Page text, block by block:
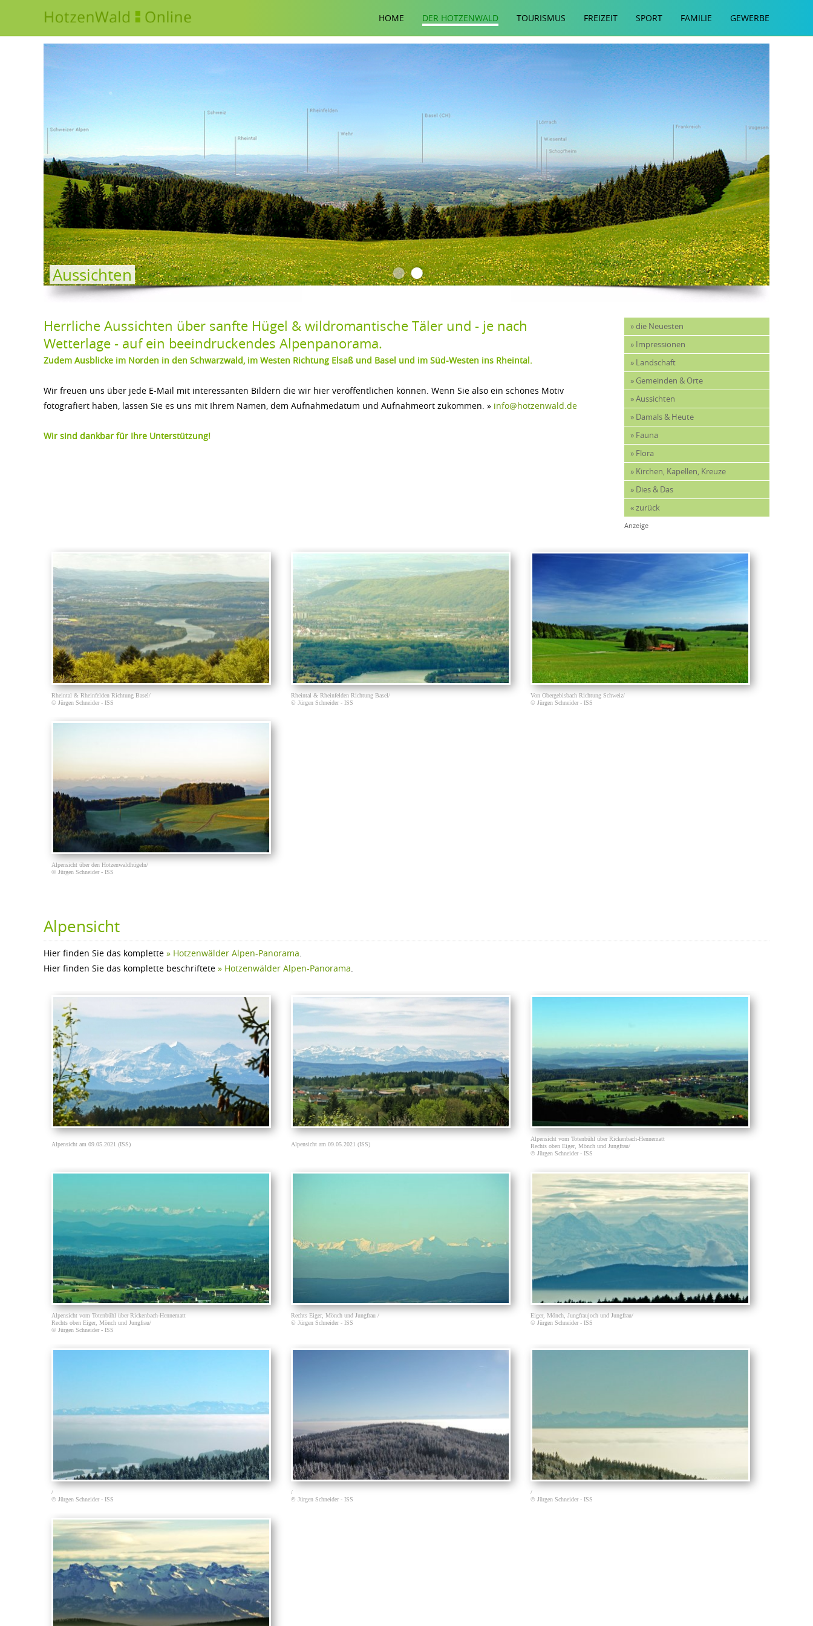
HOME DER HOTZENWALD TOURISMUS FREIZEIT SPORT FAMILIE GEWERBE
••
Aussichten
Herrliche Aussichten über sanfte Hügel & wildromantische Täler und - je nach
Wetterlage - auf ein beeindruckendes Alpenpanorama.
Zudem Ausblicke im Norden in den Schwarzwald, im Westen Richtung Elsaß und Basel und im Süd-Westen ins Rheintal.
Wir freuen uns über jede E-Mail mit interessanten Bildern die wir hier veröffentlichen können. Wenn Sie also ein schönes Motiv
fotografiert haben, lassen Sie es uns mit Ihrem Namen, dem Aufnahmedatum und Aufnahmeort zukommen. » info@hotzenwald.de
Wir sind dankbar für Ihre Unterstützung!
» die Neuesten
» Impressionen
» Landschaft
» Gemeinden & Orte
» Aussichten
» Damals & Heute
» Fauna
» Flora
» Kirchen, Kapellen, Kreuze
» Dies & Das
« zurück
Anzeige
Rheintal & Rheinfelden Richtung Basel/
© Jürgen Schneider - ISS
Rheintal & Rheinfelden Richtung Basel/
© Jürgen Schneider - ISS
Von Obergebisbach Richtung Schweiz/
© Jürgen Schneider - ISS
Alpensicht über den Hotzenwaldhügeln/
© Jürgen Schneider - ISS
Alpensicht
Hier finden Sie das komplette » Hotzenwälder Alpen-Panorama.
Hier finden Sie das komplette beschriftete » Hotzenwälder Alpen-Panorama.
Alpensicht am 09.05.2021 (ISS) Alpensicht am 09.05.2021 (ISS)
Alpensicht vom Totenbühl über Rickenbach-Hennematt
Rechts oben Eiger, Mönch und Jungfrau/
© Jürgen Schneider - ISS
Alpensicht vom Totenbühl über Rickenbach-Hennematt
Rechts oben Eiger, Mönch und Jungfrau/
© Jürgen Schneider - ISS
Rechts Eiger, Mönch und Jungfrau /
© Jürgen Schneider - ISS
Eiger, Mönch, Jungfraujoch und Jungfrau/
© Jürgen Schneider - ISS
/
© Jürgen Schneider - ISS
/
© Jürgen Schneider - ISS
/
© Jürgen Schneider - ISS